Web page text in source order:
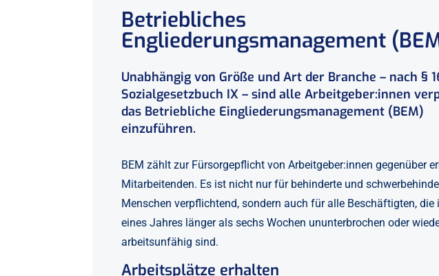
Betriebliches
Engliederungsmanagement
Unabhängig von Größe und Art der Branche – nach §
Sozialgesetzbuch IX – sind alle Arbeitgeber:innen
das Betriebliche Eingliederungsmanagement (BEM)
einzuführen.
BEM zählt zur Fürsorgepflicht von Arbeitgeber:innen gegenüber
Mitarbeitenden. Es ist nicht nur für behinderte und
Menschen verpflichtend, sondern auch für alle Beschäftigten, die
eines Jahres länger als sechs Wochen ununterbrochen oder
arbeitsunfähig sind.
Arbeitsplätze erhalten